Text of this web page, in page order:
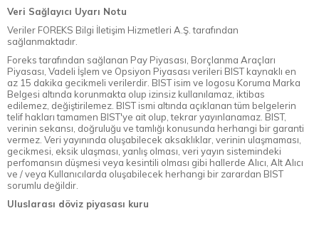
Veri Sağlayıcı Uyarı Notu
Veriler FOREKS Bilgi İletişim Hizmetleri A.Ş. tarafından
sağlanmaktadır.
Foreks tarafından sağlanan Pay Piyasası, Borçlanma Araçları
Piyasası, Vadeli İşlem ve Opsiyon Piyasası verileri BIST kaynaklı en
az 15 dakika gecikmeli verilerdir. BIST isim ve logosu Koruma Marka
Belgesi altında korunmakta olup izinsiz kullanılamaz, iktibas
edilemez, değiştirilemez. BIST ismi altında açıklanan tüm belgelerin
telif hakları tamamen BIST'ye ait olup, tekrar yayınlanamaz. BIST,
verinin sekansı, doğruluğu ve tamlığı konusunda herhangi bir garanti
vermez. Veri yayınında oluşabilecek aksaklıklar, verinin ulaşmaması,
gecikmesi, eksik ulaşması, yanlış olması, veri yayın sistemindeki
perfomansın düşmesi veya kesintili olması gibi hallerde Alıcı, Alt Alıcı
ve / veya Kullanıcılarda oluşabilecek herhangi bir zarardan BIST
sorumlu değildir.
Uluslarası döviz piyasası kuru